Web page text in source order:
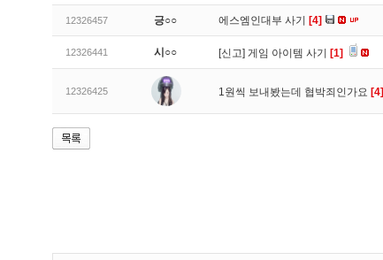
12326457 긍○○ 에스엠인대부 사기 [4]
12326441 시○○ [신고] 게임 아이템 사기 [1]
12326425 1원씩 보내봤는데 협박죄인가요 [4]